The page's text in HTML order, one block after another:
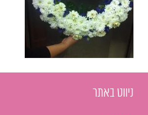
ניווט באתר